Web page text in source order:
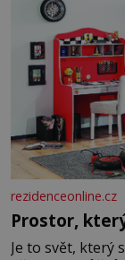
rezidenceonline.cz
Prostor,
Je to svět, který